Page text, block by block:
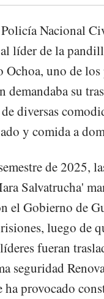
Policía Nacional
líder de la
uno de los
demandaba su
diversas
y comida a
de 2025,
Salvatrucha'
el Gobierno de
luego de
fueran
seguridad
provocado